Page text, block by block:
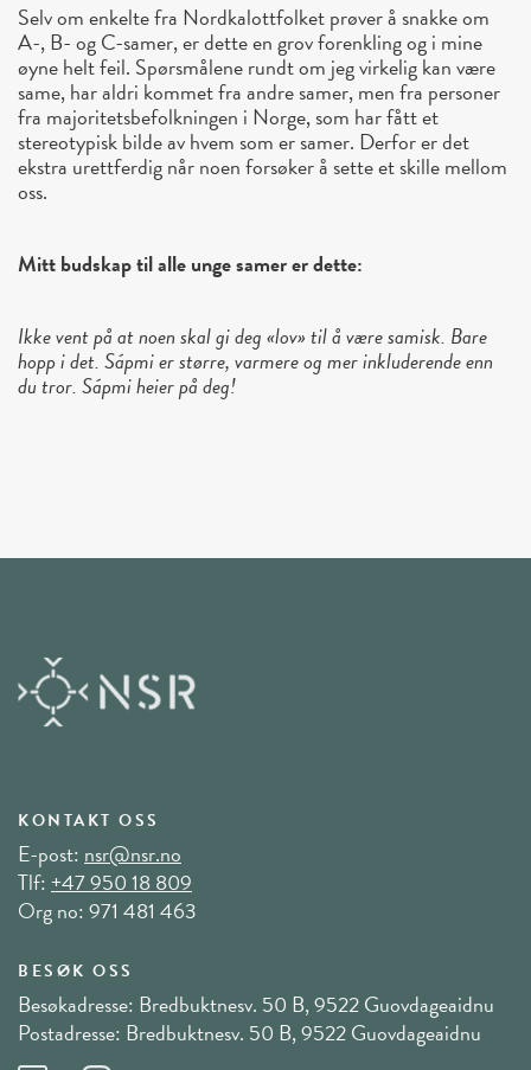
Selv om enkelte fra Nordkalottfolket prøver å snakke om
A-, B- og C-samer, er dette en grov forenkling og i mine
øyne helt feil. Spørsmålene rundt om jeg virkelig kan være
same, har aldri kommet fra andre samer, men fra personer
fra majoritetsbefolkningen i Norge, som har fått et
stereotypisk bilde av hvem som er samer. Derfor er det
ekstra urettferdig når noen forsøker å sette et skille mellom
oss.
Mitt budskap til alle unge samer er dette:
Ikke vent på at noen skal gi deg «lov» til å være samisk. Bare
hopp i det. Sápmi er større, varmere og mer inkluderende enn
du tror. Sápmi heier på deg!
KONTAKT OSS
E-post:nsr@nsr.no
Tlf:+47 950 18 809
Org no: 971 481 463
BESØK OSS
Besøkadresse: Bredbuktnesv. 50 B, 9522 Guovdageaidnu
Postadresse: Bredbuktnesv. 50 B, 9522 Guovdageaidnu